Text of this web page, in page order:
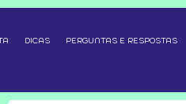
DICAS PERGUNTAS E RESPOSTAS